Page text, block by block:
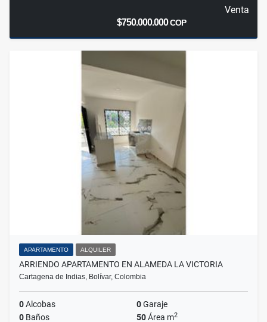
Venta
$750.000.000COP
APARTAMENTO ALQUILER
ARRIENDO APARTAMENTO EN ALAMEDA LA VICTORIA
Cartagena de Indias, Bolívar, Colombia
0Alcobas 0Garaje
0 Baños 50Área m2